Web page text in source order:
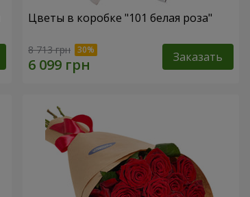
Цветы в коробке "101 белая роза"
8 713 грн Заказать